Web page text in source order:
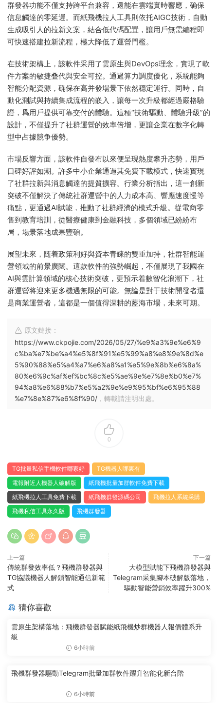
群發器功能不僅支持跨平台兼容，還能在雲端實時響應，确保
信息觸達的零延遲。而紙飛機拉人工具則依托AIGC技術，自動
生成吸引人的拉新文案，結合低代碼配置，讓用戶無需編程即
可快速搭建拉新流程，極大降低了運營門檻。
在技術架構上，該軟件采用了雲原生與DevOps理念，實現了軟
件方案的敏捷叠代與安全可控。通過算力調度優化，系統能夠
智能分配資源，确保在高并發場景下依然穩定運行。同時，自
動化測試與持續集成流程的嵌入，讓每一次升級都經過嚴格驗
證，爲用戶提供可靠交付的體驗。這種“技術驅動、體驗升級”的
設計，不僅提升了社群運營的效率倍增，更讓企業在數字化轉
型中占據競争優勢。
市場反響方面，該軟件自發布以來便呈現熱度攀升态勢，用戶
口碑好評如潮。許多中小企業通過其免費下載模式，快速實現
了社群拉新與消息觸達的提質擴容。行業分析指出，這一創新
突破不僅解決了傳統社群運營中的人力成本高、響應速度慢等
痛點，更通過AI賦能，推動了社群經濟的模式升級。從電商零
售到教育培訓，從醫療健康到金融科技，多個領域已紛紛布
局，場景落地成果豐碩。
展望未來，随着政策利好與資本青睐的雙重加持，社群智能運
營領域的前景廣闊。這款軟件的強勢崛起，不僅展現了我國在
AI與雲計算領域的核心技術突破，更預示着數智化浪潮下，社
群運營将迎來更多機遇無限的可能。無論是對于技術開發者還
是商業運營者，這都是一個值得深耕的藍海市場，未來可期。
原文鏈接：
https://www.ckpojie.com/2026/05/27/%e9%a3%9e%e6%9
c%ba%e7%be%a4%e5%8f%91%e5%99%a8%e8%9e%8d%e
5%90%88%e5%a4%a7%e6%a8%a1%e5%9e%8b%e6%8a%
80%e6%9c%af%ef%bc%8c%e5%ae%9e%e7%8e%b0%e7%
94%a8%e6%88%b7%e5%a2%9e%e9%95%bf%e6%95%88
%e7%8e%87%e6%8f%90/ ，轉載請注明出處。
0
TG批量私信手機軟件哪家好
TG機器人哪裏有
電報附近人機器人破解版
紙飛機批量加群軟件免費下載
紙飛機拉人工具免費下載
紙飛機群發源碼公司
飛機拉人系統采購
飛機私信工具永久版
飛機群發器
上一篇
傳統群發效率低？飛機群發器與
TG協議機器人解鎖智能通信新範
式
下一篇
大模型賦能下飛機群發器與
Telegram采集腳本破解版落地，
驅動智能營銷效率躍升300%
猜你喜歡
雲原生架構落地：飛機群發器賦能紙飛機炒群機器人報價體系升
級
6小時前
飛機群發器驅動Telegram批量加群軟件躍升智能化新台階
6小時前